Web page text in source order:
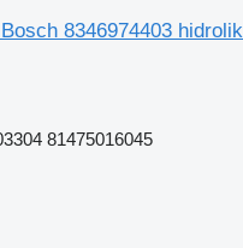
8346974403 hidrolik
81475016045